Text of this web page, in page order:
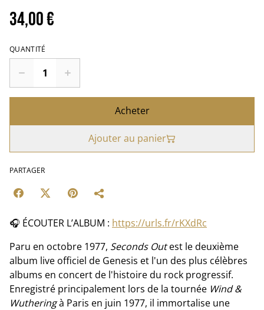
34,00 €
QUANTITÉ
Acheter
Ajouter au panier
PARTAGER
🎧 ÉCOUTER L’ALBUM : https://urls.fr/rKXdRc
Paru en octobre 1977, Seconds Outest le deuxième
album live officiel de Genesis et l'un des plus célèbres
albums en concert de l'histoire du rock progressif.
Enregistré principalement lors de la tournée Wind &
Wutheringà Paris en juin 1977, il immortalise une